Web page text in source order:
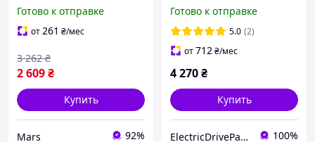
500A симметрия
Bluetooth
Готово к отправке
от261 ₴/мес
2 609₴
3 262 ₴
Купить
Mars 92%
(JK-B2A8S30P) Плата
защиты
Готово к отправке
5.0 (2)
от712₴/мес
4 270₴
Купить
ElectricDriveParts 100%